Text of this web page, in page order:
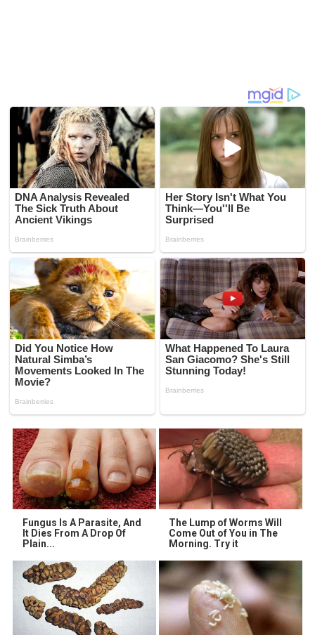
Fungus Is A Parasite, And
It Dies From A Drop Of
Plain...
The Lump of Worms Will
Come Out of You in The
Morning. Try it